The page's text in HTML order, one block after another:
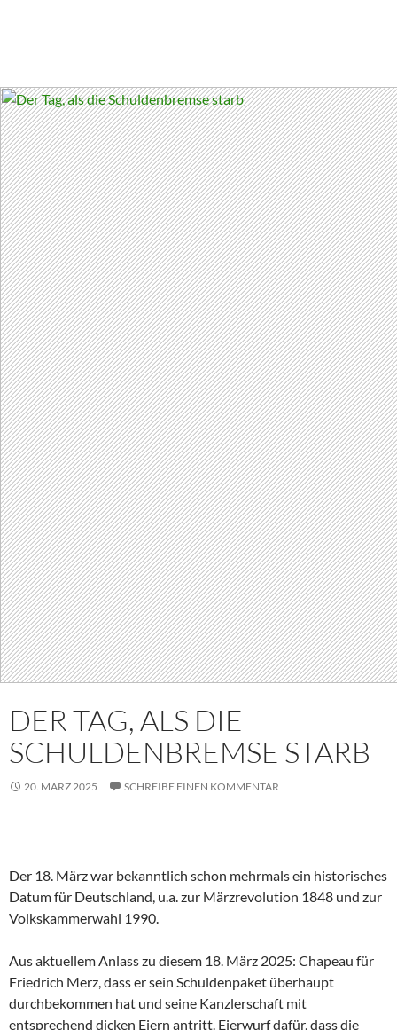
DER TAG, ALS DIE
SCHULDENBREMSE STARB
20. MÄRZ 2025 SCHREIBE EINEN KOMMENTAR
Der 18. März war bekanntlich schon mehrmals ein historisches
Datum für Deutschland, u.a. zur Märzrevolution 1848 und zur
Volkskammerwahl 1990.
Aus aktuellem Anlass zu diesem 18. März 2025: Chapeau für
Friedrich Merz, dass er sein Schuldenpaket überhaupt
durchbekommen hat und seine Kanzlerschaft mit
entsprechend dicken Eiern antritt. Eierwurf dafür, dass die